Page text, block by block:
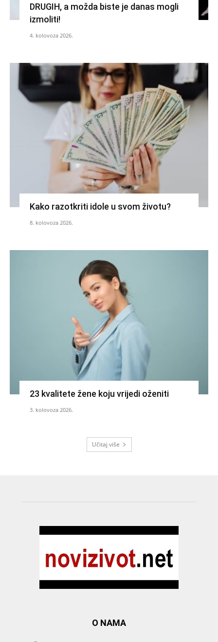
DRUGIH, a možda biste je danas mogli
izmoliti!
4. kolovoza 2026.
Kako razotkriti idole u svom životu?
8. kolovoza 2026.
23 kvalitete žene koju vrijedi oženiti
3. kolovoza 2026.
Učitaj više
O NAMA